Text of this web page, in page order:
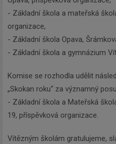
- Základní škola a mateřská
organizace,
- Základní škola Opava,
- Základní škola a gymnázium
Komise se rozhodla udělit
„Skokan roku“ za významný
- Základní škola a Mateřská
19, příspěvková organizace.
Vítězným školám gratulujeme,